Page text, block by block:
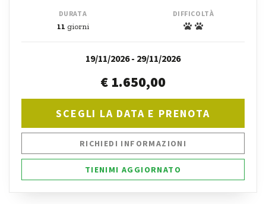
DURATA
11 giorni
DIFFICOLTÀ
19/11/2026 - 29/11/2026
€ 1.650,00
SCEGLI LA DATA E PRENOTA
RICHIEDI INFORMAZIONI
TIENIMI AGGIORNATO